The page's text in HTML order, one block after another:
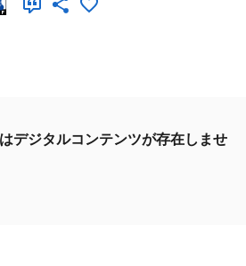
デジタルコンテンツが存在しませ